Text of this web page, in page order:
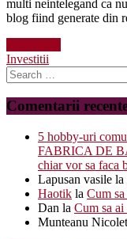
multi neintelegand ca
blog fiind generate din
Investitii
Search
for:
Comentarii
5 hobby-uri
FABRICA DE
chiar vor sa faca
Lapusan vasile la
Haotik la Cum
Dan la Cum sa
Munteanu